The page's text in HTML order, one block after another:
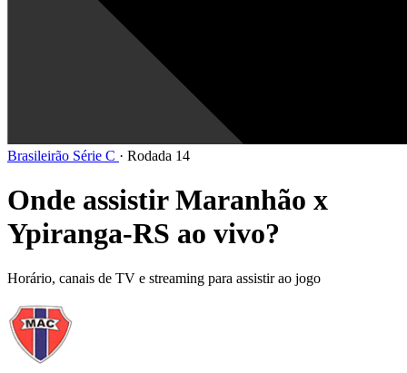
Brasileirão Série C · Rodada 14
Onde assistir Maranhão x
Ypiranga-RS ao vivo?
Horário, canais de TV e streaming para assistir ao jogo